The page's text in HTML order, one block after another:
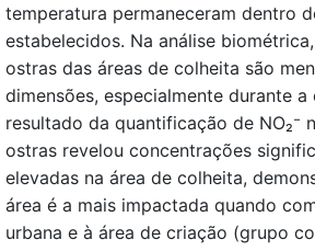
temperatura permaneceram dentro
estabelecidos. Na análise
ostras das áreas de colheita são
dimensões, especialmente durante a
resultado da quantificação de NO₂⁻
ostras revelou concentrações
elevadas na área de colheita,
área é a mais impactada quando
urbana e à área de criação (grupo